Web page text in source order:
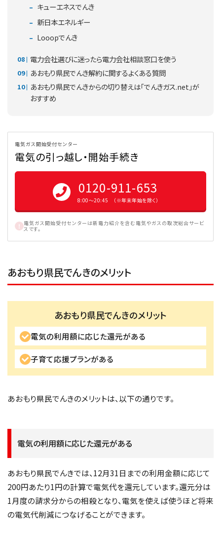
キューエネスでんき
新日本エネルギー
Looopでんき
電力会社選びに迷ったら電力会社相談窓口を使う
あおもり県民でんき解約に関するよくある質問
あおもり県民でんきからの切り替えは「でんきガス.net」が
おすすめ
電気ガス開始受付センター
電気の引っ越し・開始手続き
0120-911-653
8:00〜20:45 （※年末年始を除く）
電気ガス開始受付センターは新電力紹介を含む電気やガスの取次総合サービ
スです。
あおもり県民でんきのメリット
あおもり県民でんきのメリット
電気の利用額に応じた還元がある
子育て応援プランがある
あおもり県民でんきのメリットは、以下の通りです。
電気の利用額に応じた還元がある
あおもり県民でんきでは、12月31日までの利用金額に応じて
200円あたり1円の計算で電気代を還元しています。還元分は
1月度の請求分からの相殺となり、電気を使えば使うほど将来
の電気代削減につなげることができます。